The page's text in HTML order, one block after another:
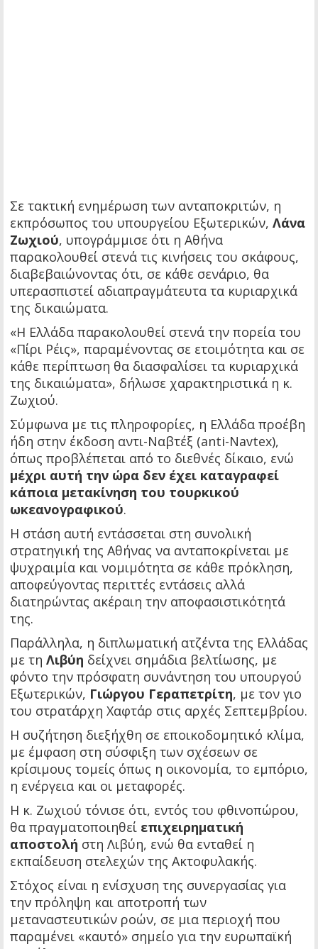
Σε τακτική ενημέρωση των ανταποκριτών, η
εκπρόσωπος του υπουργείου Εξωτερικών, Λάνα
Ζωχιού, υπογράμμισε ότι η Αθήνα
παρακολουθεί στενά τις κινήσεις του σκάφους,
διαβεβαιώνοντας ότι, σε κάθε σενάριο, θα
υπερασπιστεί αδιαπραγμάτευτα τα κυριαρχικά
της δικαιώματα.
«Η Ελλάδα παρακολουθεί στενά την πορεία του
«Πίρι Ρέις», παραμένοντας σε ετοιμότητα και σε
κάθε περίπτωση θα διασφαλίσει τα κυριαρχικά
της δικαιώματα», δήλωσε χαρακτηριστικά η κ.
Ζωχιού.
Σύμφωνα με τις πληροφορίες, η Ελλάδα προέβη
ήδη στην έκδοση αντι-Ναβτέξ (anti-Navtex),
όπως προβλέπεται από το διεθνές δίκαιο, ενώ
μέχρι αυτή την ώρα δεν έχει καταγραφεί
κάποια μετακίνηση του τουρκικού
ωκεανογραφικού.
Η στάση αυτή εντάσσεται στη συνολική
στρατηγική της Αθήνας να ανταποκρίνεται με
ψυχραιμία και νομιμότητα σε κάθε πρόκληση,
αποφεύγοντας περιττές εντάσεις αλλά
διατηρώντας ακέραιη την αποφασιστικότητά
της.
Παράλληλα, η διπλωματική ατζέντα της Ελλάδας
με τη Λιβύη δείχνει σημάδια βελτίωσης, με
φόντο την πρόσφατη συνάντηση του υπουργού
Εξωτερικών, Γιώργου Γεραπετρίτη, με τον γιο
του στρατάρχη Χαφτάρ στις αρχές Σεπτεμβρίου.
Η συζήτηση διεξήχθη σε εποικοδομητικό κλίμα,
με έμφαση στη σύσφιξη των σχέσεων σε
κρίσιμους τομείς όπως η οικονομία, το εμπόριο,
η ενέργεια και οι μεταφορές.
Η κ. Ζωχιού τόνισε ότι, εντός του φθινοπώρου,
θα πραγματοποιηθεί επιχειρηματική
αποστολή στη Λιβύη, ενώ θα ενταθεί η
εκπαίδευση στελεχών της Ακτοφυλακής.
Στόχος είναι η ενίσχυση της συνεργασίας για
την πρόληψη και αποτροπή των
μεταναστευτικών ροών, σε μια περιοχή που
παραμένει «καυτό» σημείο για την ευρωπαϊκή